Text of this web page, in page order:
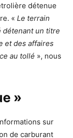
détenue
« Le terrain
détenant un titre
et des affaires
au tollé », nous
»
sur
de carburant